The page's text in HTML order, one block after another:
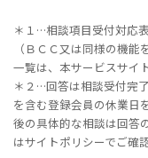
＊１…相談項目受付対応
（ＢＣＣ又は同様の機
一覧は、本サービスサイ
＊２…回答は相談受付完
を含む登録会員の休業日
後の具体的な相談は回答
はサイトポリシーでご確